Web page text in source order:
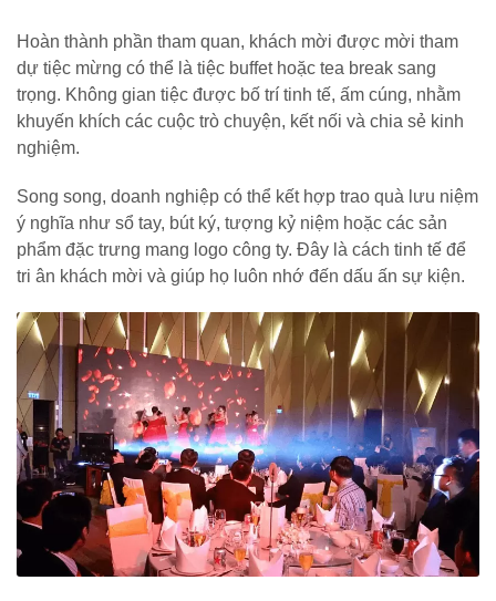
Hoàn thành phần tham quan, khách mời được mời tham
dự tiệc mừng có thể là tiệc buffet hoặc tea break sang
trọng. Không gian tiệc được bố trí tinh tế, ấm cúng, nhằm
khuyến khích các cuộc trò chuyện, kết nối và chia sẻ kinh
nghiệm.
Song song, doanh nghiệp có thể kết hợp trao quà lưu niệm
ý nghĩa như sổ tay, bút ký, tượng kỷ niệm hoặc các sản
phẩm đặc trưng mang logo công ty. Đây là cách tinh tế để
tri ân khách mời và giúp họ luôn nhớ đến dấu ấn sự kiện.